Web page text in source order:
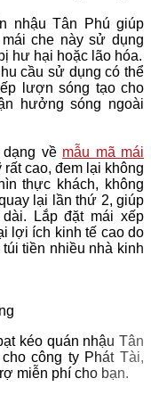
nhậu Tân Phú giúp
che này sử dụng
hư hại hoặc lão hóa.
cầu sử dụng có thể
lượn sóng tạo cho
hưởng sóng ngoài
về mẫu mã mái
rất cao, đem lại không
thực khách, không
lại lần thứ 2, giúp
Lắp đặt mái xếp
lợi ích kinh tế cao do
tiền nhiều nhà kinh
kéo quán nhậu Tân
công ty Phát Tài,
miễn phí cho bạn.